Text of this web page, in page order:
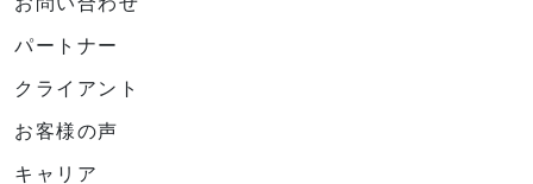
パートナー
クライアント
お客様の声
キャリア